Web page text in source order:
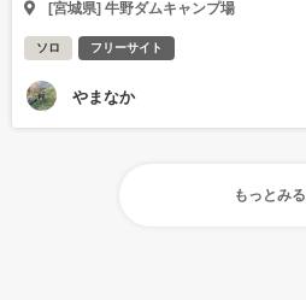
[宮城県] 牛野ダムキャンプ場
ソロ フリーサイト
やまなか
もっとみる